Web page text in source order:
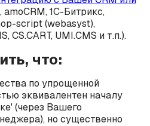
amoCRM, 1C-Битрикс,
script (webasyst),
CS.CART, UMI.CMS и т.п.).
что:
по упрощенной
эквивалентен началу
(через Вашего
но существенно